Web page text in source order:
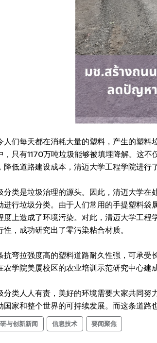
人们每天都在消耗大量的塑料，产生的塑
，只有1170万吨垃圾能够被填埋降解。这
降低道路建设成本，清迈大学工程学院进行
分类是垃圾治理的源头。因此，清迈大学在
进行垃圾分类。由于人们常用的手提塑料
度上造成了环境污染。对此，清迈大学工
性，成功研究出了零污染粘合材质。
抗弯拉强度高的塑料道路耐久性强，可承
农学院美厦校区的农业培训示范研究中心建
分类人人有责，美好的环境需要大家共同努
国家和整个世界的可持续发展。而这条道路
与创新新闻 信息技术 要闻聚焦